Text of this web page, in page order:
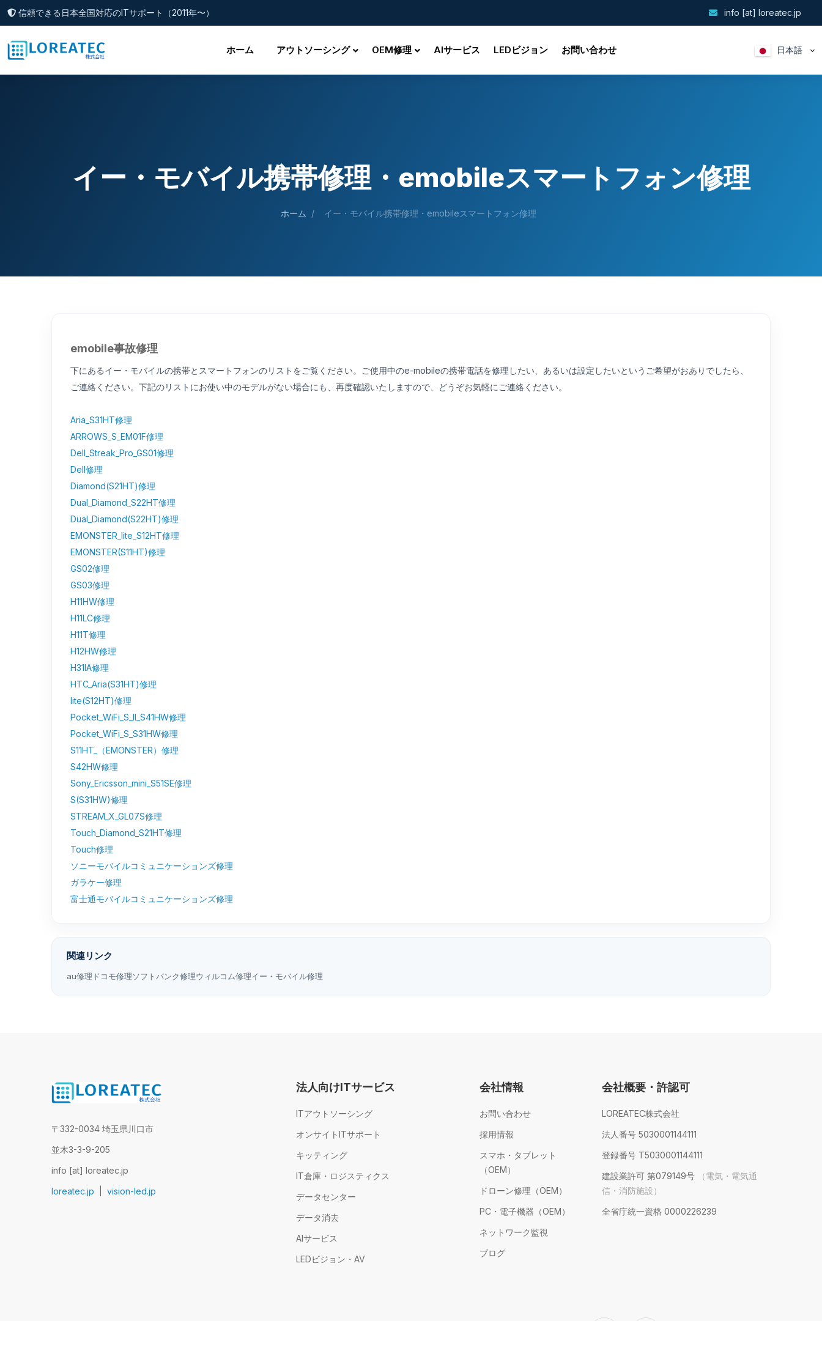
信頼できる日本全国対応のITサポート（2011年〜） info [at] loreatec.jp
ホーム アウトソーシング OEM修理 AIサービス LEDビジョン お問い合わせ 日本語
イー・モバイル携帯修理・emobileスマートフォン修理
ホーム / イー・モバイル携帯修理・emobileスマートフォン修理
emobile事故修理
下にあるイー・モバイルの携帯とスマートフォンのリストをご覧ください。ご使用中のe-mobileの携帯電話を修理したい、あるいは設定したいというご希望がおありでしたら、
ご連絡ください。下記のリストにお使い中のモデルがない場合にも、再度確認いたしますので、どうぞお気軽にご連絡ください。
Aria_S31HT修理
ARROWS_S_EM01F修理
Dell_Streak_Pro_GS01修理
Dell修理
Diamond(S21HT)修理
Dual_Diamond_S22HT修理
Dual_Diamond(S22HT)修理
EMONSTER_lite_S12HT修理
EMONSTER(S11HT)修理
GS02修理
GS03修理
H11HW修理
H11LC修理
H11T修理
H12HW修理
H31IA修理
HTC_Aria(S31HT)修理
lite(S12HT)修理
Pocket_WiFi_S_II_S41HW修理
Pocket_WiFi_S_S31HW修理
S11HT_（EMONSTER）修理
S42HW修理
Sony_Ericsson_mini_S51SE修理
S(S31HW)修理
STREAM_X_GL07S修理
Touch_Diamond_S21HT修理
Touch修理
ソニーモバイルコミュニケーションズ修理
ガラケー修理
富士通モバイルコミュニケーションズ修理
関連リンク
au修理 ドコモ修理ソフトバンク修理ウィルコム修理イー・モバイル修理
〒332-0034 埼玉県川口市
並木3-3-9-205
info [at] loreatec.jp
loreatec.jp
vision-led.jp
法人向けITサービス
ITアウトソーシング
オンサイトITサポート
キッティング
IT倉庫・ロジスティクス
データセンター
データ消去
AIサービス
LEDビジョン・AV
会社情報
お問い合わせ
採用情報
スマホ・タブレット
（OEM）
ドローン修理（OEM）
PC・電子機器（OEM）
ネットワーク監視
ブログ
会社概要・許認可
LOREATEC株式会社
法人番号 5030001144111
登録番号 T5030001144111
建設業許可 第079149号
（電気・電気通
信・消防施設）
全省庁統一資格 0000226239